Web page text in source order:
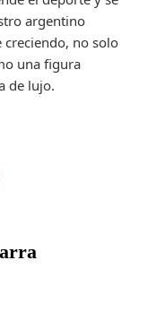
argentino
creciendo, no solo
una figura
de lujo.